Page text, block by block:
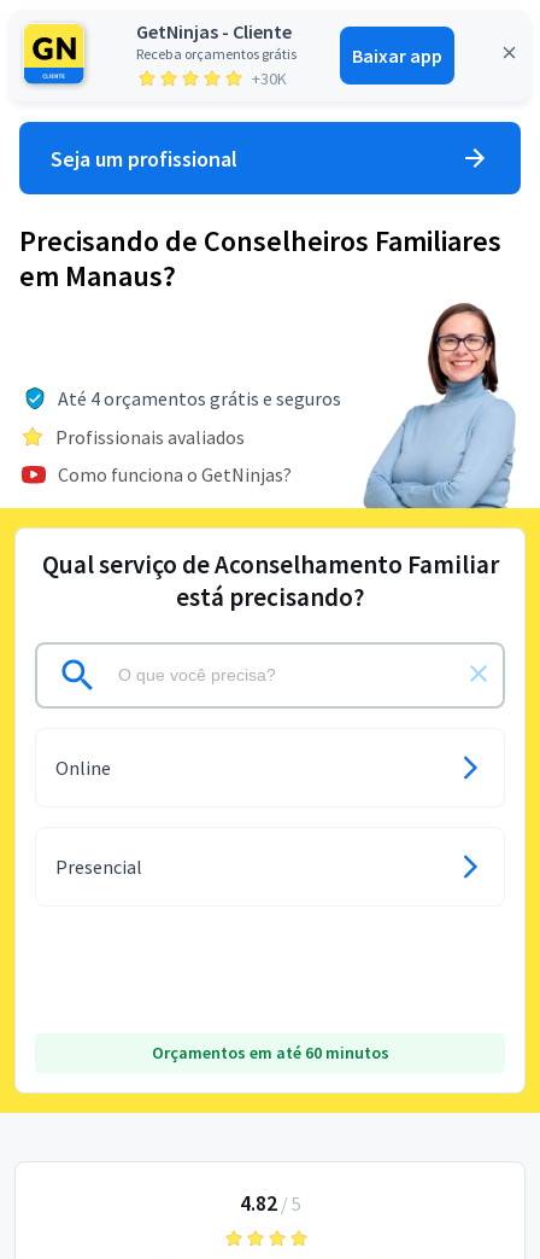
GetNinjas - Cliente
Receba orçamentos grátis
+30K
Baixar app
Entrar
Seja um profissional
Precisando de Conselheiros Familiares
em Manaus?
Até 4 orçamentos grátis e seguros
Profissionais avaliados
Como funciona o GetNinjas?
Qual serviço de Aconselhamento Familiar
está precisando?
Online
Presencial
Orçamentos em até 60 minutos
4.82/ 5